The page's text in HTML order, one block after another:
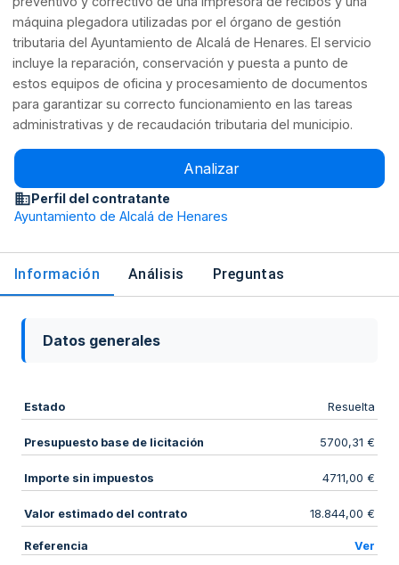
máquina plegadora utilizadas por el órgano de gestión
tributaria del Ayuntamiento de Alcalá de Henares. El servicio
incluye la reparación, conservación y puesta a punto de
estos equipos de oficina y procesamiento de documentos
para garantizar su correcto funcionamiento en las tareas
administrativas y de recaudación tributaria del municipio.
Analizar
Perfil del contratante
Ayuntamiento de Alcalá de Henares
Información Análisis Preguntas
Datos generales
Estado Resuelta
Presupuesto base de licitación 5700,31 €
Importe sin impuestos 4711,00 €
Valor estimado del contrato 18.844,00 €
Referencia Ver